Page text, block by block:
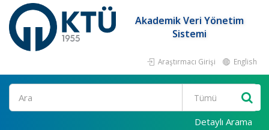
Akademik Veri Yönetim
Sistemi
Araştırmacı Girişi English
Ara
Detaylı Arama